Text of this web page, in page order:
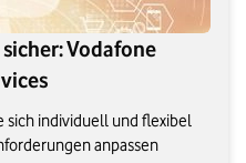
Vodafone
sich individuell und flexibel
anpassen